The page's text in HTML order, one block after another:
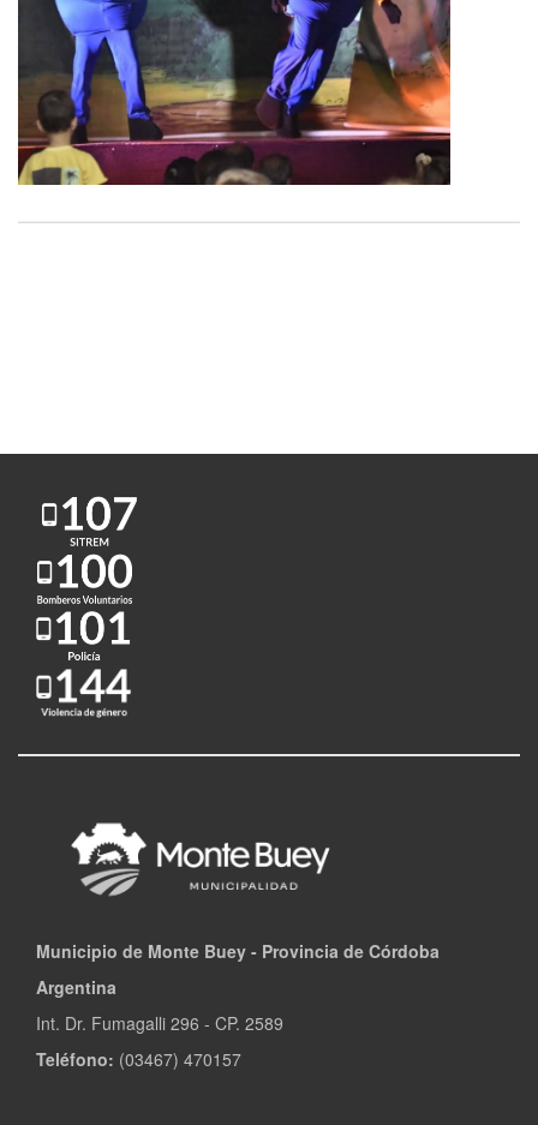
Municipio de Monte Buey - Provincia de Córdoba
Argentina
Int. Dr. Fumagalli 296 - CP. 2589
Teléfono: (03467) 470157